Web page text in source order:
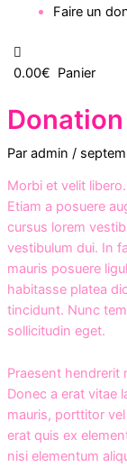
Faire un
0.00€ Panier
Par admin /
Morbi et velit
Etiam a posuere
cursus lorem
vestibulum dui. In
mauris posuere
habitasse platea
tincidunt. Nunc
sollicitudin eget.
Praesent hendrerit
Donec a erat vitae
mauris, porttitor
erat quis ex
nisi elementum